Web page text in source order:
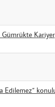
Kariyer
Edilemez”